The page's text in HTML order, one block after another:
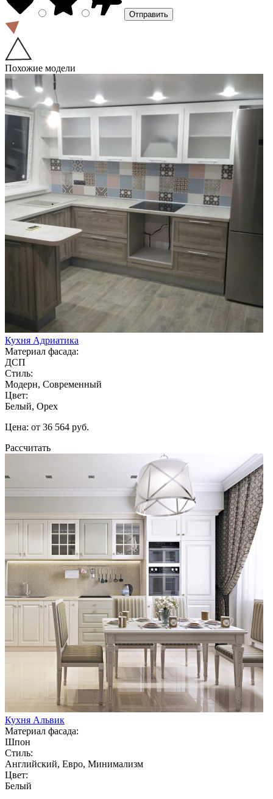
Похожие модели
Кухня Адриатика
Материал фасада:
ДСП
Стиль:
Модерн, Современный
Цвет:
Белый, Орех
Цена: от 36 564 руб.
Рассчитать
Кухня Альвик
Материал фасада:
Шпон
Стиль:
Английский, Евро, Минимализм
Цвет:
Белый